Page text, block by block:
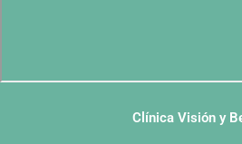
Clínica Visión y